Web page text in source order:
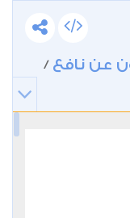
عن نافع /